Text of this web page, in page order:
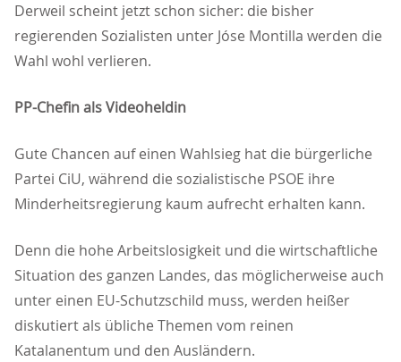
Derweil scheint jetzt schon sicher: die bisher
regierenden Sozialisten unter Jóse Montilla werden die
Wahl wohl verlieren.
PP-Chefin als Videoheldin
Gute Chancen auf einen Wahlsieg hat die bürgerliche
Partei CiU, während die sozialistische PSOE ihre
Minderheitsregierung kaum aufrecht erhalten kann.
Denn die hohe Arbeitslosigkeit und die wirtschaftliche
Situation des ganzen Landes, das möglicherweise auch
unter einen EU-Schutzschild muss, werden heißer
diskutiert als übliche Themen vom reinen
Katalanentum und den Ausländern.